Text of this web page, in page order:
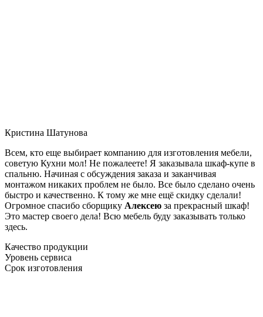
Кристина Шатунова
Всем, кто еще выбирает компанию для изготовления мебели,
советую Кухни мол! Не пожалеете! Я заказывала шкаф-купе в
спальню. Начиная с обсуждения заказа и заканчивая
монтажом никаких проблем не было. Все было сделано очень
быстро и качественно. К тому же мне ещё скидку сделали!
Огромное спасибо сборщику Алексею за прекрасный шкаф!
Это мастер своего дела! Всю мебель буду заказывать только
здесь.
Качество продукции
Уровень сервиса
Срок изготовления